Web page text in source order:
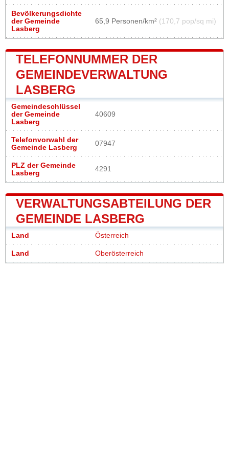
Bevölkerungsdichte
der Gemeinde
Lasberg
65,9 Personen/km² (170,7 pop/sq mi)
TELEFONNUMMER DER
GEMEINDEVERWALTUNG
LASBERG
Gemeindeschlüssel
der Gemeinde
Lasberg
40609
Telefonvorwahl der
Gemeinde Lasberg
07947
PLZ der Gemeinde
Lasberg
4291
VERWALTUNGSABTEILUNG DER
GEMEINDE LASBERG
Land Österreich
Land Oberösterreich